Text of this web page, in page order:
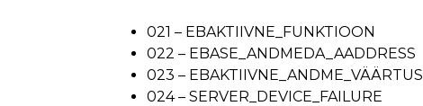
021 – EBAKTIIVNE_FUNKTIOON
022 – EBASE_ANDMEDA_AADDRESS
023 – EBAKTIIVNE_ANDME_VÄÄRTUS
024 – SERVER_DEVICE_FAILURE